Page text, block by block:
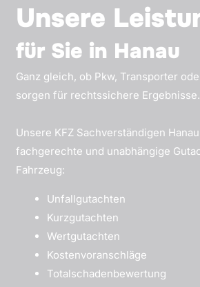
Unsere
für Sie in Hanau
Ganz gleich, ob Pkw, Transporter
sorgen für rechtssichere Ergebnisse.
Unsere KFZ Sachverständigen
fachgerechte und unabhängige
Fahrzeug:
Unfallgutachten
Kurzgutachten
Wertgutachten
Kostenvoranschläge
Totalschadenbewertung